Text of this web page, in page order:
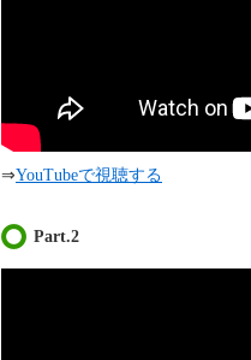
⇒YouTubeで視聴する
Part.2